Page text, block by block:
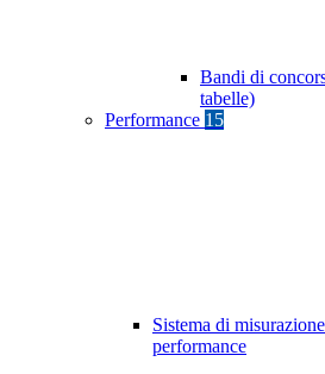
Bandi di
tabelle)
Performance 15
Sistema di
performance